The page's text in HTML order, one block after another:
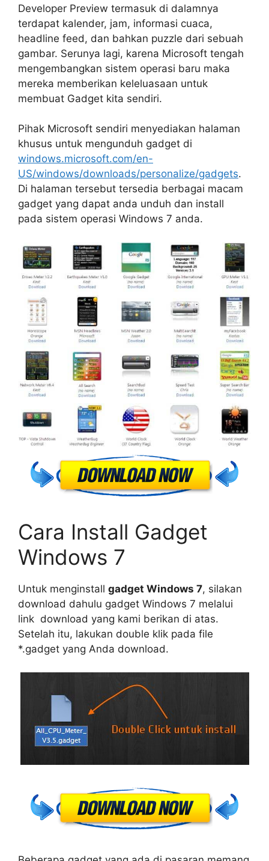
Developer Preview termasuk di dalamnya
terdapat kalender, jam, informasi cuaca,
headline feed, dan bahkan puzzle dari sebuah
gambar. Serunya lagi, karena Microsoft tengah
mengembangkan sistem operasi baru maka
mereka memberikan keleluasaan untuk
membuat Gadget kita sendiri.
Pihak Microsoft sendiri menyediakan halaman
khusus untuk mengunduh gadget di
windows.microsoft.com/en-
US/windows/downloads/personalize/gadgets.
Di halaman tersebut tersedia berbagai macam
gadget yang dapat anda unduh dan install
pada sistem operasi Windows 7 anda.
Cara Install Gadget
Windows 7
Untuk menginstall gadget Windows 7, silakan
download dahulu gadget Windows 7 melalui
link download yang kami berikan di atas.
Setelah itu, lakukan double klik pada file
*.gadget yang Anda download.